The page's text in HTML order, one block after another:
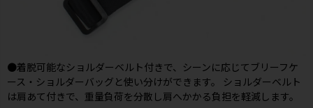
●着脱可能なショルダーベルト付きで、シーンに応じてブリーフケ
ース・ショルダーバッグと使い分けができます。 ショルダーベルト
は肩あて付きで、重量負荷を分散し肩へかかる負担を軽減します。